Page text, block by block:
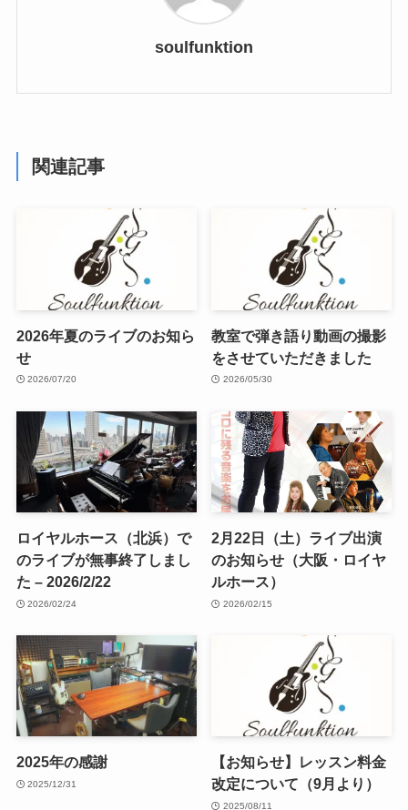
soulfunktion
関連記事
2026年夏のライブのお知ら
せ
2026/07/20
教室で弾き語り動画の撮影
をさせていただきました
2026/05/30
ロイヤルホース（北浜）で
のライブが無事終了しまし
た – 2026/2/22
2026/02/24
2月22日（土）ライブ出演
のお知らせ（大阪・ロイヤ
ルホース）
2026/02/15
2025年の感謝
2025/12/31
【お知らせ】レッスン料金
改定について（9月より）
2025/08/11